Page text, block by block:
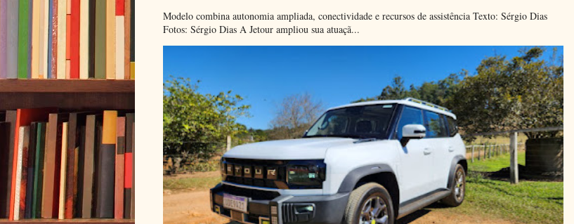
Modelo combina autonomia ampliada, conectividade e recursos de assistência Texto: Sérgio Dias
Fotos: Sérgio Dias A Jetour ampliou sua atuaçã...